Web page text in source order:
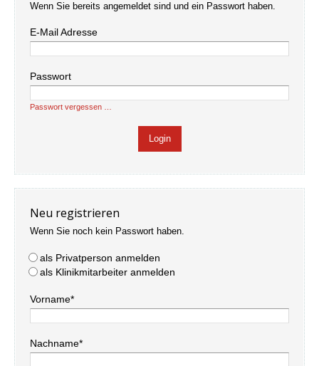
Wenn Sie bereits angemeldet sind und ein Passwort haben.
E-Mail Adresse
Passwort
Passwort vergessen …
Neu registrieren
Wenn Sie noch kein Passwort haben.
als Privatperson anmelden
als Klinikmitarbeiter anmelden
Vorname*
Nachname*